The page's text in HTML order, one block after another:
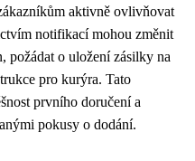
aktivně ovlivňovat
notifikací mohou změnit
požádat o uložení zásilky na
pro kurýra. Tato
prvního doručení a
pokusy o dodání.